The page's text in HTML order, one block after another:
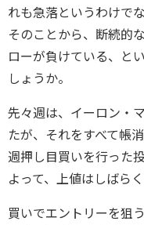
れも急落というわけで
そのことから、断続的
ローが負けている、と
しょうか。
先々週は、イーロン・
たが、それをすべて帳
週押し目買いを行った
よって、上値はしばら
買いでエントリーを狙